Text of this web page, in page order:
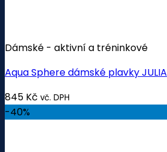
Dámské - aktivní a tréninkové
Aqua Sphere dámské plavky JULIA
845 Kč vč. DPH
-40%